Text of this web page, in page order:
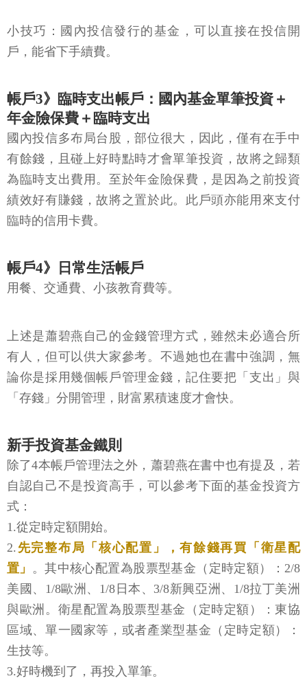
小技巧：國內投信發行的基金，可以直接在投信開
戶，能省下手續費。
帳戶3》臨時支出帳戶：國內基金單筆投資＋
年金險保費＋臨時支出
國內投信多布局台股，部位很大，因此，僅有在手中
有餘錢，且碰上好時點時才會單筆投資，故將之歸類
為臨時支出費用。至於年金險保費，是因為之前投資
績效好有賺錢，故將之置於此。此戶頭亦能用來支付
臨時的信用卡費。
帳戶4》日常生活帳戶
用餐、交通費、小孩教育費等。
上述是蕭碧燕自己的金錢管理方式，雖然未必適合所
有人，但可以供大家參考。不過她也在書中強調，無
論你是採用幾個帳戶管理金錢，記住要把「支出」與
「存錢」分開管理，財富累積速度才會快。
新手投資基金鐵則
除了4本帳戶管理法之外，蕭碧燕在書中也有提及，若
自認自己不是投資高手，可以參考下面的基金投資方
式：
1.從定時定額開始。
2. 先完整布局「核心配置」，有餘錢再買「衛星配
置」
。其中核心配置為股票型基金（定時定額）：2/8
美國、1/8歐洲、1/8日本、3/8新興亞洲、1/8拉丁美洲
與歐洲。衛星配置為股票型基金（定時定額）：東協
區域、單一國家等，或者產業型基金（定時定額）：
生技等。
3.好時機到了，再投入單筆。